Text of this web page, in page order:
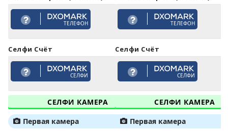
ТЕЛЕФОН
Селфи Счёт
СЕЛФИ
СЕЛФИ КАМЕРА
Первая камера
ТЕЛЕФОН
Селфи Счёт
СЕЛФИ
СЕЛФИ КАМЕРА
Первая камера